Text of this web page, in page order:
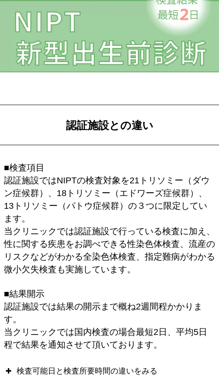
認証施設との違い
■検査項目
認証施設ではNIPTの検査対象を21トリソミー（ダウ
ン症候群）、18トリソミー（エドワーズ症候群）、
13トリソミー（パトウ症候群）の３つに限定してい
ます。
当クリニックでは認証施設で行っている検査に加え、
性に関する疾患をお調べできる性染色体検査、流産の
リスクなどがわかる全染色体検査、指定難病がわかる
微小欠失検査も実施しています。
■結果開示
認証施設では結果の開示まで概ね2週間程かかりま
す。
当クリニックでは国内検査の場合最短2日、平均5日
程で結果を通知させて頂いております。
検査可能日と検査所要時間の違いをみる